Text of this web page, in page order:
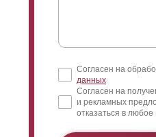
Согласен на
данных
Согласен на
и рекламных
отказаться в